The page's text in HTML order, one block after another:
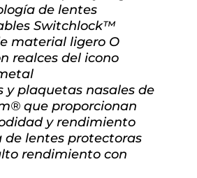
de lentes
Switchlock™
material ligero O
realces del icono
y plaquetas nasales de
que proporcionan
y rendimiento
de lentes protectoras
rendimiento con